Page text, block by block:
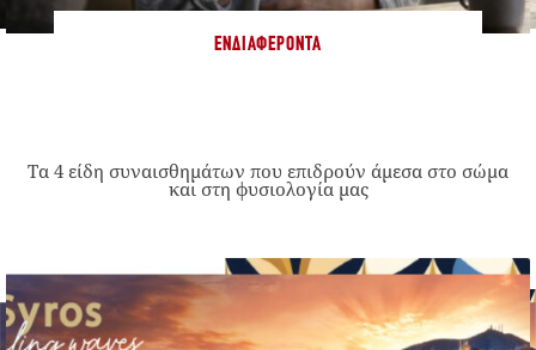
ΕΝΔΙΑΦΈΡΟΝΤΑ
Τα 4 είδη συναισθημάτων που επιδρούν άμεσα στο σώμα
και στη φυσιολογία μας